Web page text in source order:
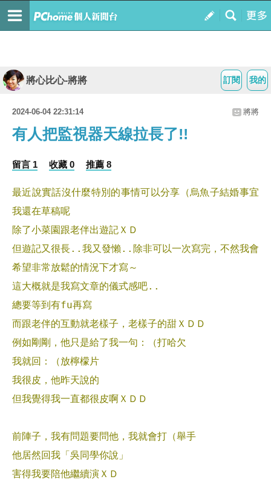
我的
訂閱
將心比心-將將
2024-06-04 22:31:14 將將
有人把監視器天線拉長了!!
留言 1 收藏 0 推薦 8
最近說實話沒什麼特別的事情可以分享（烏魚子結婚事宜
我還在草稿呢
除了小菜園跟老伴出遊記ＸＤ
但遊記又很長..我又發懶..除非可以一次寫完，不然我會
希望非常放鬆的情況下才寫～
這大概就是我寫文章的儀式感吧..
總要等到有fu再寫
而跟老伴的互動就老樣子，老樣子的甜ＸＤＤ
例如剛剛，他只是給了我一句：（打哈欠
我就回：（放檸檬片
我很皮，他昨天說的
但我覺得我一直都很皮啊ＸＤＤ
前陣子，我有問題要問他，我就會打（舉手
他居然回我「吳同學你說」
害得我要陪他繼續演ＸＤ